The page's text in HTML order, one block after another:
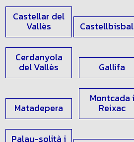
Castellar del
Vallès Castellbisbal
Cerdanyola
del Vallès Gallifa
Matadepera
Montcada i
Reixac